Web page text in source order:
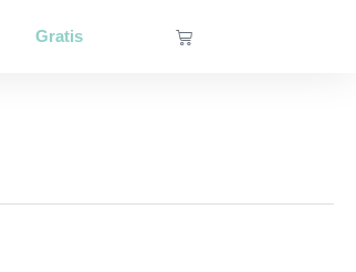
Gratis Winkelwagen